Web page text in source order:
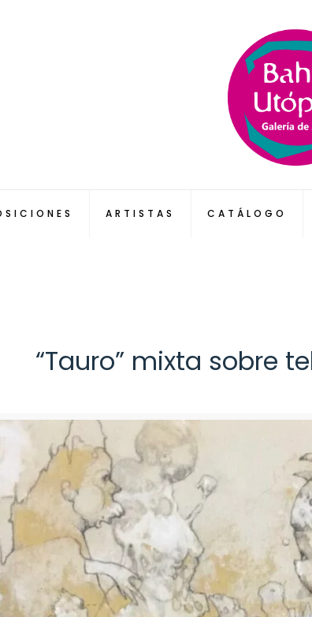
ARTISTAS CATÁLOGO
“Tauro” mixta sobre